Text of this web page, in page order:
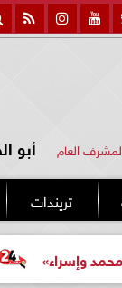
العام أبو
تريندات
دليل